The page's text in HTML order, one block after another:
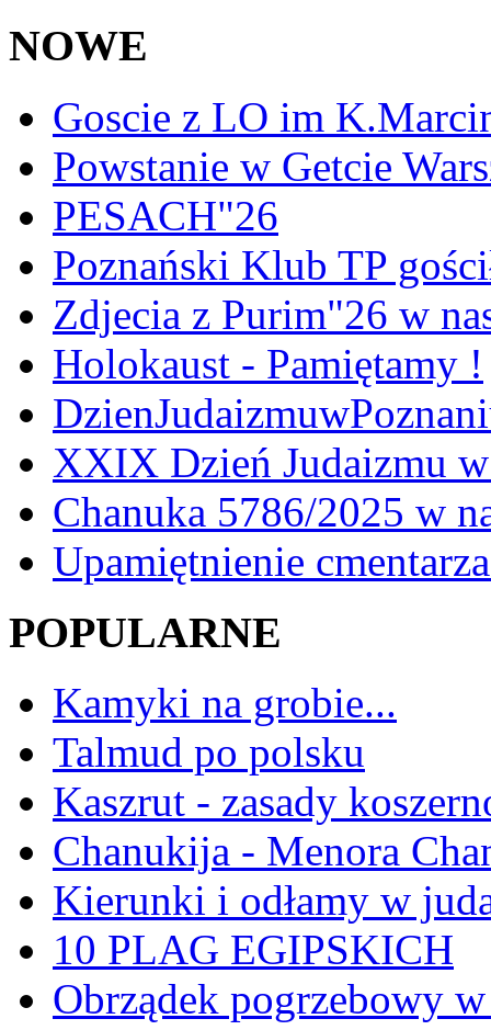
NOWE
Goscie z LO im
Powstanie w Getcie
PESACH"26
Poznański Klub TP
Zdjecia z Purim"26 w
Holokaust - Pamiętamy !
XXIX Dzień Judaizmu
Chanuka 5786/2025 w
Upamiętnienie
POPULARNE
Kamyki na grobie...
Talmud po polsku
Kaszrut - zasady
Chanukija - Menora
Kierunki i odłamy w
10 PLAG EGIPSKICH
Obrządek pogrzebowy